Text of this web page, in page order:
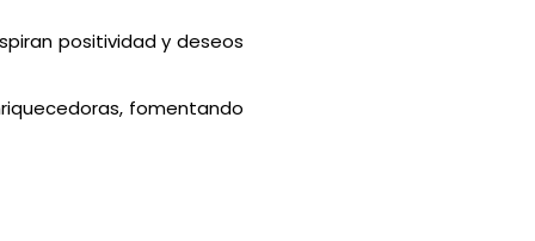
positividad y deseos
fomentando